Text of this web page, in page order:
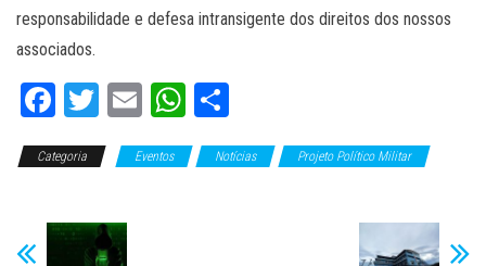
responsabilidade e defesa intransigente dos direitos dos nossos
associados.
Fa
bo
T
tt
E
ail
W
ts m
Categoria Eventos Notícias
Projeto Político Militar